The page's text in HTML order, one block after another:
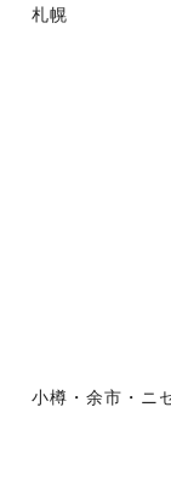
札幌
小樽・余市・ニ